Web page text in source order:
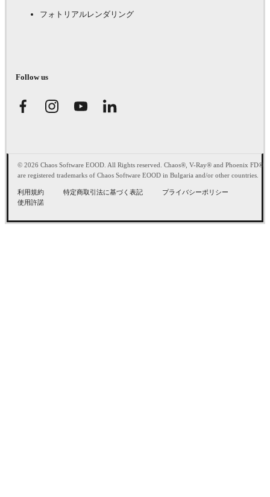
フォトリアルレンダリング
Follow us
© 2026 Chaos Software EOOD. All Rights reserved. Chaos®, V-Ray® and Phoenix FD®
are registered trademarks of Chaos Software EOOD in Bulgaria and/or other countries.
利用規約 特定商取引法に基づく表記
プライバシーポリシー
使用許諾